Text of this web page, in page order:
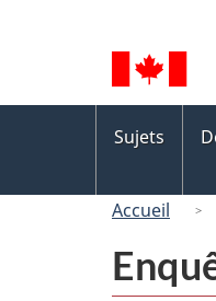
de
la
langue
des
Sujets
Accueil